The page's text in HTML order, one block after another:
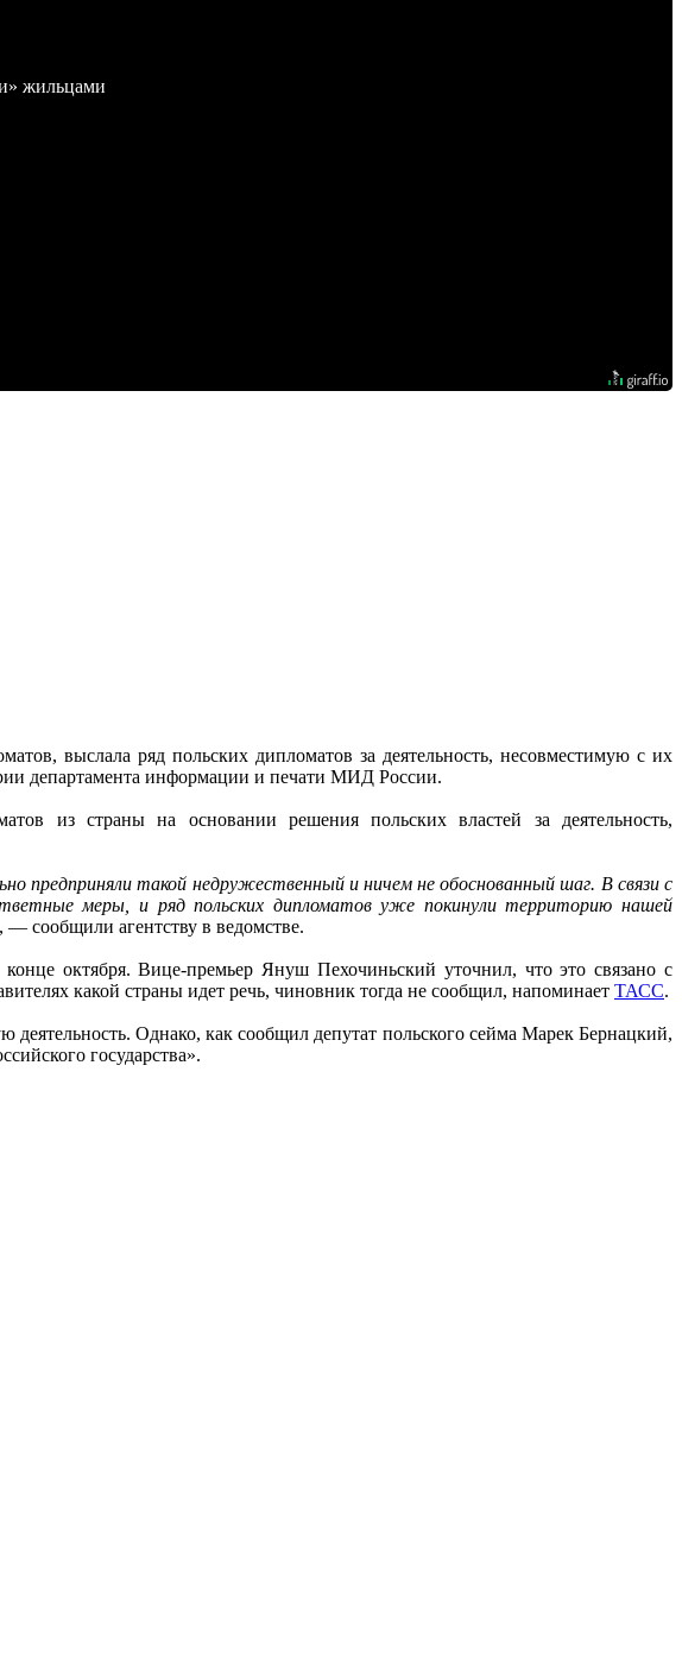
жильцами
выслала ряд польских дипломатов за деятельность, несовместимую с их
департамента информации и печати МИД России.
из страны на основании решения польских властей за деятельность,
предприняли такой недружественный и ничем не обоснованный шаг. В связи с
меры, и ряд польских дипломатов уже покинули территорию нашей
— сообщили агентству в ведомстве.
октября. Вице-премьер Януш Пехочиньский уточнил, что это связано с
какой страны идет речь, чиновник тогда не сообщил, напоминает ТАСС.
Однако, как сообщил депутат польского сейма Марек Бернацкий,
государства».